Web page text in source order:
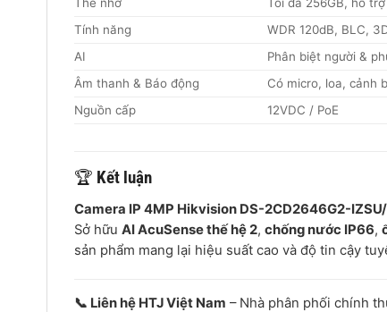
Tính năng
WDR 120dB, BLC,
AI
Phân biệt người &
Âm thanh & Báo động
Có micro, loa, cảnh
Nguồn cấp
12VDC / PoE
🏆 Kết luận
Camera IP 4MP Hikvision DS-2CD2646G2-
Sở hữu AI AcuSense thế hệ 2, chống nước IP66,
sản phẩm mang lại hiệu suất cao và độ tin cậy
📞 Liên hệ HTJ Việt Nam – Nhà phân phối chính